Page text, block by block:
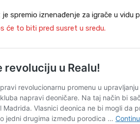
spremio iznenađenje za igrače u vidu
će to biti pred susret u sredu.